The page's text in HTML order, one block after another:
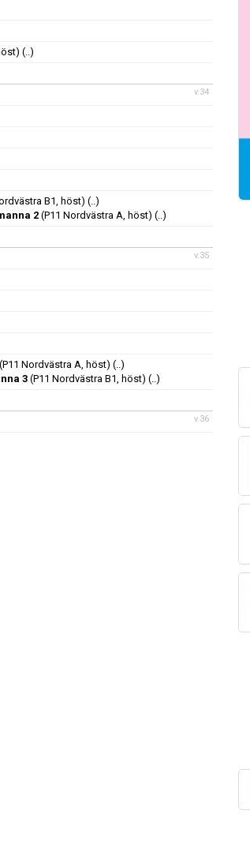
(..)
v.34
B1, höst) (..)
2 (P11 Nordvästra A, höst) (..)
v.35
(P11 Nordvästra A, höst) (..)
3 (P11 Nordvästra B1, höst) (..)
v.36